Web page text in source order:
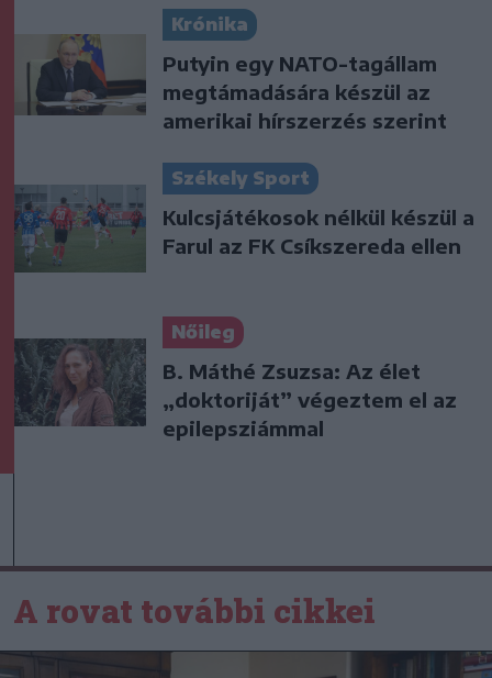
Krónika
Putyin egy NATO-tagállam
megtámadására készül az
amerikai hírszerzés szerint
Székely Sport
Kulcsjátékosok nélkül készül a
Farul az FK Csíkszereda ellen
Nőileg
B. Máthé Zsuzsa: Az élet
„doktoriját” végeztem el az
epilepsziámmal
A rovat további cikkei